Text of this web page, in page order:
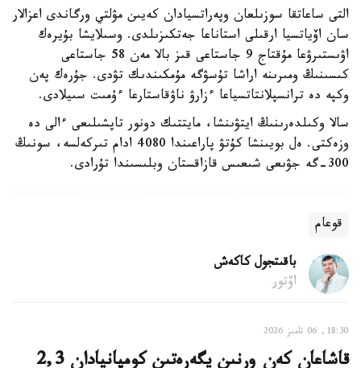
التى ساعاتقا سوزىلعان وپەراتسيادان كەيىن مۋلتي ورگاندى اعزالار
سان اۆياتسيا ارقىلى استاناعا جەتكىزىلدى. وسىلايشا بۇيرەك
اۋىستىرۋعا مۇقتاج 9 جاستاعى قىز بالا مەن 58 جاستاعى
كىسىنىڭ ومىرىنە اراشا تۇسۋگە مۇمكىندىك تۋدى. جۇرەك پەن
وكپە دە ترانسپلانتاتسياعا ءزارۋ ناۋقاستارعا ءۇمىت سىيلادى.
سالا وكىلدەرىنىڭ ايتۋىنشا، مايتتىك دونور تاپشىلىعى ءالى دە
وزەكتى. ەل بويىنشا كۇتۋ پاراعىندا 4080 ادام تىركەلسە، سونىڭ
300-گە جۋىعى شىعىس قازاقستان وبلىسىندا تۇرادى.
قوعام
باقىتجول كاكەش
اۆتور
18:30, 06 تامىز 2026